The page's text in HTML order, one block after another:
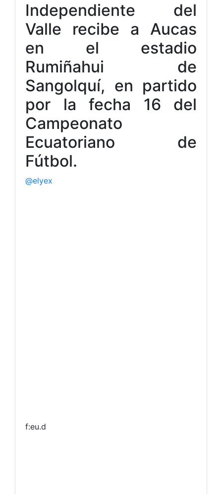
Independiente del
Valle recibe a Aucas
en el estadio
Rumiñahui de
Sangolquí, en partido
por la fecha 16 del
Campeonato
Ecuatoriano de
Fútbol.
@elyex
f:eu.d